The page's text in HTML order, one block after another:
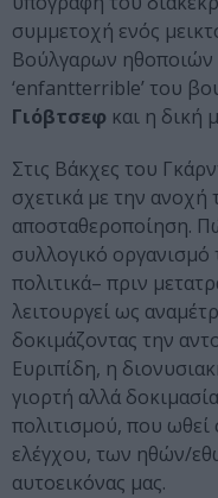
συμμετοχή ενός
Βούλγαρων ηθοποιών
‘enfantterrible’ του
Γιόβτσεφ και η δική
Στις Βάκχες του
σχετικά με την ανοχή
αποσταθεροποίηση.
συλλογικό
πολιτικά– πριν
λειτουργεί ως
δοκιμάζοντας την
Ευριπίδη, η
γιορτή αλλά
πολιτισμού, που
ελέγχου, των ηθών/
αυτοεικόνας μας.